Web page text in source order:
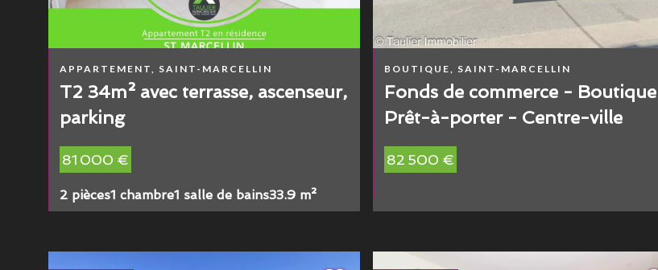
APPARTEMENT, SAINT-MARCELLIN
T2 34m² avec terrasse, ascenseur,
parking
81 000 €
2 pièces1 chambre1 salle de bains33.9 m²
BOUTIQUE, SAINT-MARCELLIN
Fonds de commerce - Boutique
Prêt-à-porter - Centre-ville
82 500 €